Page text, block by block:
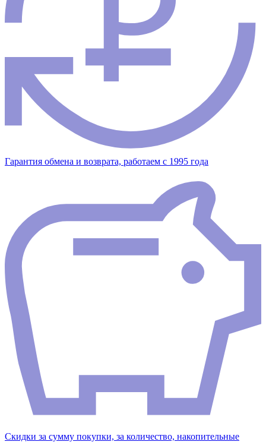
Гарантия обмена и возврата, работаем с 1995 года
Скидки за сумму покупки, за количество, накопительные